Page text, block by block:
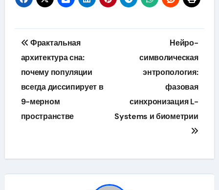
Навигация
по
записям
Фрактальная
архитектура сна:
почему популяции
всегда диссипирует в
9-мерном
пространстве
Нейро-
символическая
энтропология:
фазовая
синхронизация L-
Systems и биометрии